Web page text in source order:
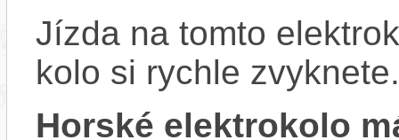
Jízda na tomto
kolo si rychle zvyknete.
Horské elektrokolo